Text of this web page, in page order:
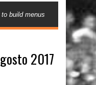
build menus
2017